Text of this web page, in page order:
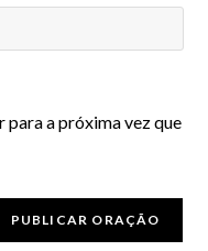
para a próxima vez que